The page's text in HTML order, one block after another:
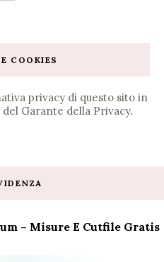
COOKIES
privacy di questo sito in
Garante della Privacy.
– Misure E Cutfile Gratis